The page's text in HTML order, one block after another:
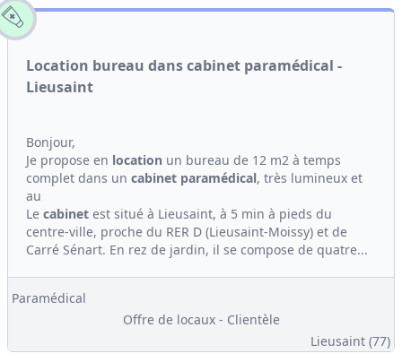
Location bureau dans cabinet paramédical -
Lieusaint
Bonjour,
Je propose en location un bureau de 12 m2 à temps
complet dans un cabinet paramédical, très lumineux et
au
Le cabinet est situé à Lieusaint, à 5 min à pieds du
centre-ville, proche du RER D (Lieusaint-Moissy) et de
Carré Sénart. En rez de jardin, il se compose de quatre...
Paramédical
Offre de locaux - Clientèle
Lieusaint (77)